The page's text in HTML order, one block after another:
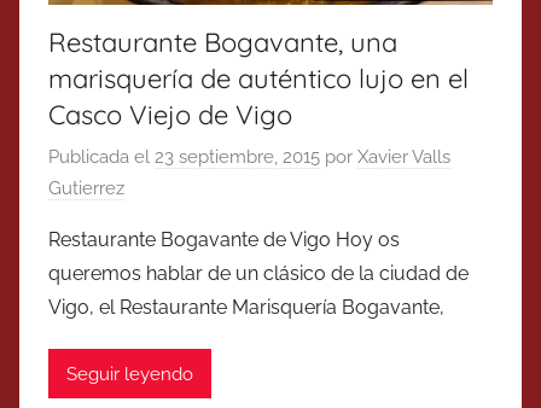
Restaurante Bogavante, una
marisquería de auténtico lujo en el
Casco Viejo de Vigo
Publicada el 23 septiembre, 2015 por Xavier Valls
Gutierrez
Restaurante Bogavante de Vigo Hoy os
queremos hablar de un clásico de la ciudad de
Vigo, el Restaurante Marisquería Bogavante,
Seguir leyendo